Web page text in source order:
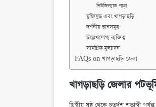
নিউজিল্যান্ড পাড়া
মুক্তিযুদ্ধ এবং খাগড়াছড়ি
দর্শনীয় স্থানসমূহ
উল্লেখযোগ্য ব্যক্তিত্ব
সামগ্রিক মূল্যায়ন
FAQs on খাগড়াছড়ি জেলা
খাগড়াছড়ি জেলার